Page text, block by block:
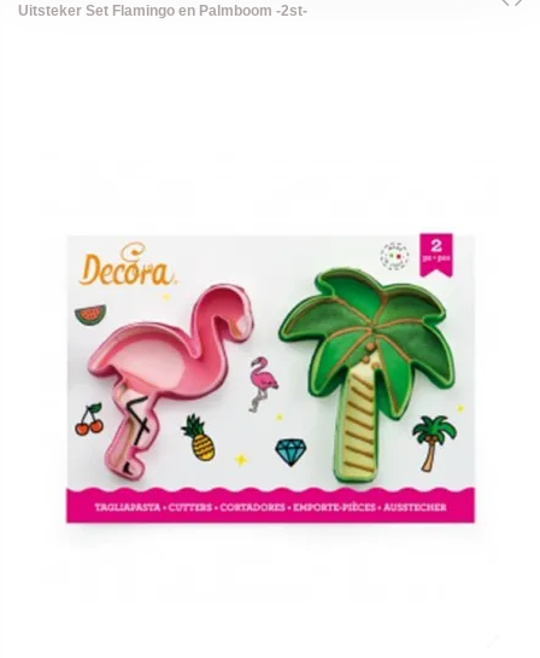
Uitsteker Set Flamingo en Palmboom -2st-